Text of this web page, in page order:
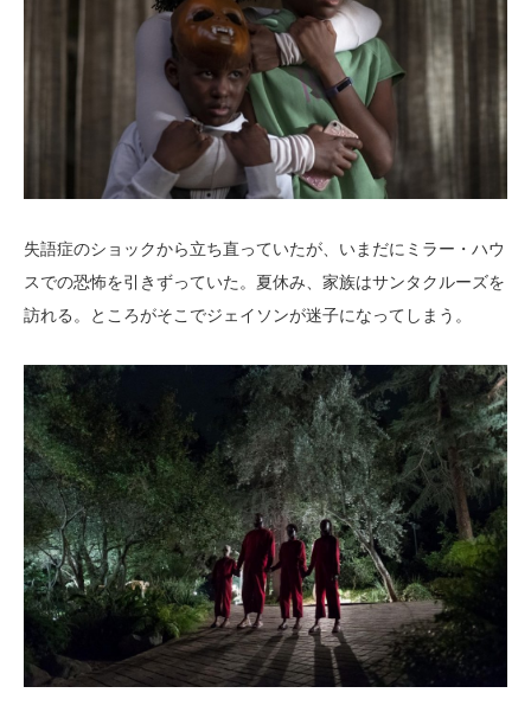
失語症のショックから立ち直っていたが、いまだにミラー・ハウ
スでの恐怖を引きずっていた。夏休み、家族はサンタクルーズを
訪れる。ところがそこでジェイソンが迷子になってしまう。